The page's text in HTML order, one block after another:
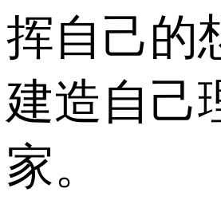
挥自己的
建造自己
家。